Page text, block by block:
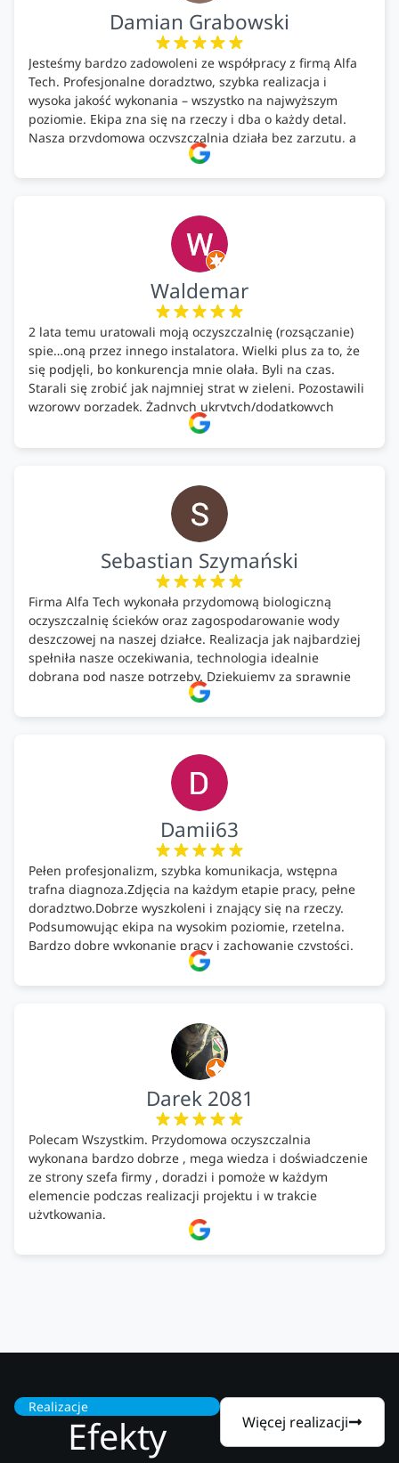
Damian Grabowski
Jesteśmy bardzo zadowoleni ze współpracy z firmą Alfa
Tech. Profesjonalne doradztwo, szybka realizacja i
wysoka jakość wykonania – wszystko na najwyższym
poziomie. Ekipa zna się na rzeczy i dba o każdy detal.
Nasza przydomowa oczyszczalnia działa bez zarzutu, a
całość została wykonana zgodnie z terminem i
ustaleniami. Z czystym sumieniem polecamy Alfa Tech
ekologicznych rozwiązań!🍀
Waldemar
2 lata temu uratowali moją oczyszczalnię (rozsączanie)
spie…oną przez innego instalatora. Wielki plus za to, że
się podjęli, bo konkurencja mnie olała. Byli na czas.
Starali się zrobić jak najmniej strat w zieleni. Pozostawili
wzorowy porządek. Żadnych ukrytych/dodatkowych
kosztów. Zaskoczenie. Kontakt bardzo OK. Obsługa
pomontażowa również OK. A ich środki do oczyszczalni –
Sebastian Szymański
Firma Alfa Tech wykonała przydomową biologiczną
oczyszczalnię ścieków oraz zagospodarowanie wody
deszczowej na naszej działce. Realizacja jak najbardziej
spełniła nasze oczekiwania, technologia idealnie
dobrana pod nasze potrzeby. Dziękujemy za sprawnie
wykonany montaż w świetnej atmosferze! Polecam!
Damii63
Pełen profesjonalizm, szybka komunikacja, wstępna
trafna diagnoza.Zdjęcia na każdym etapie pracy, pełne
doradztwo.Dobrze wyszkoleni i znający się na rzeczy.
Podsumowując ekipa na wysokim poziomie, rzetelna.
Bardzo dobre wykonanie pracy i zachowanie czystości.
Darek 2081
Polecam Wszystkim. Przydomowa oczyszczalnia
wykonana bardzo dobrze , mega wiedza i doświadczenie
ze strony szefa firmy , doradzi i pomoże w każdym
elemencie podczas realizacji projektu i w trakcie
użytkowania.
Firma godna zaufania. Tak trzymać!
Realizacje
Efekty
Więcej realizacji